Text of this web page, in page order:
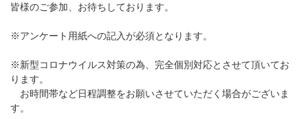
皆様のご参加、お待ちしております。
※アンケート用紙への記入が必須となります。
※新型コロナウイルス対策の為、完全個別対応とさせて頂いてお
ります。
お時間帯など日程調整をお願いさせていただく場合がございま
す。